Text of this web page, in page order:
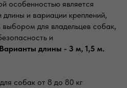
особенностью является
длины и вариации креплений,
выбором для владельцев собак,
и
Варианты длины - 3 м, 1,5 м.
собак от 8 до 80 кг